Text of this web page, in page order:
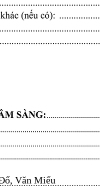
Văn Miếu​​​​